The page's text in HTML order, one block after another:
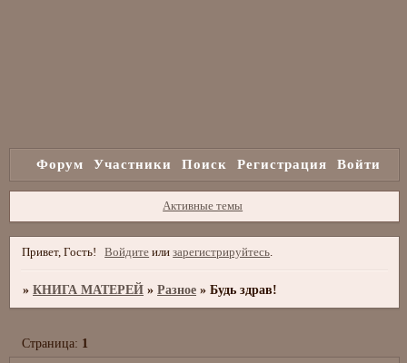
Форум Участники Поиск Регистрация Войти
Активные темы
Привет, Гость! Войдите илизарегистрируйтесь
»КНИГА МАТЕРЕЙ »Разное »Будь здрав!
Страница: 1